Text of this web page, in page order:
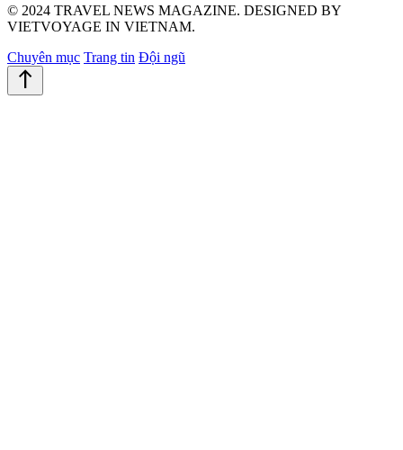
© 2024 TRAVEL NEWS MAGAZINE. DESIGNED BY
VIETVOYAGE IN VIETNAM.
Chuyên mục Trang tin Đội ngũ
north